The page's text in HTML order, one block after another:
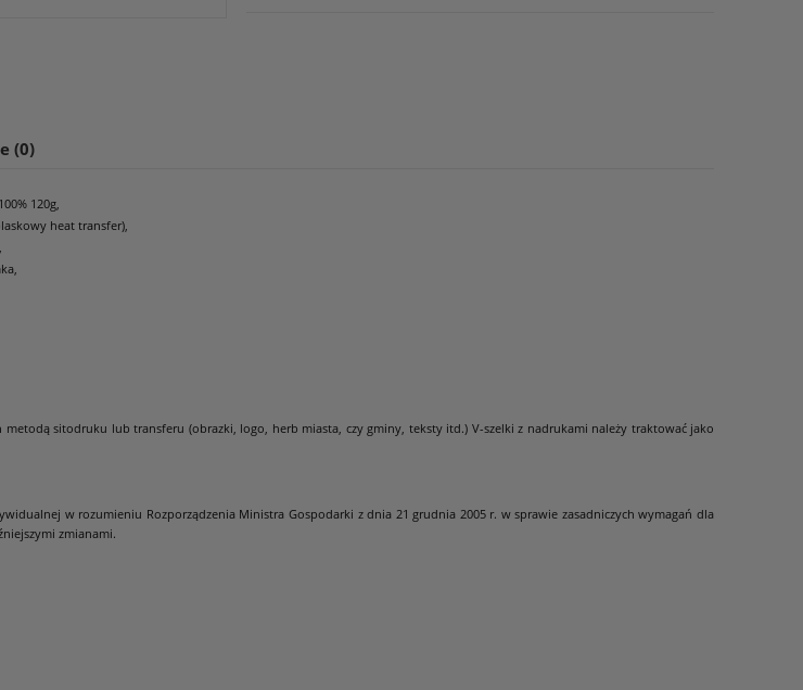
(0)
120g,
heat transfer),
sitodruku lub transferu (obrazki, logo, herb miasta, czy gminy, teksty itd.) V-szelki z nadrukami należy traktować jako
w rozumieniu Rozporządzenia Ministra Gospodarki z dnia 21 grudnia 2005 r. w sprawie zasadniczych wymagań dla
zmianami.